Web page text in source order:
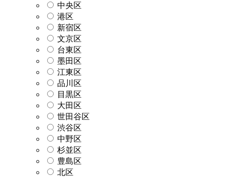
中央区
港区
新宿区
文京区
台東区
墨田区
江東区
品川区
目黒区
大田区
世田谷区
渋谷区
中野区
杉並区
豊島区
北区